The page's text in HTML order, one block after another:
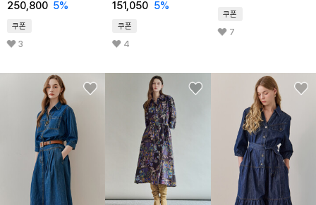
250,800 5%
쿠폰
3
151,050 5%
쿠폰
4
쿠폰
7